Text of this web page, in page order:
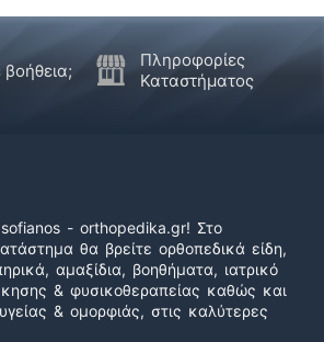
βοήθεια;
Πληροφορίες
Καταστήματος
- orthopedika.gr! Στο
θα βρείτε ορθοπεδικά είδη,
αμαξίδια, βοηθήματα, ιατρικό
& φυσικοθεραπείας καθώς και
& ομορφιάς, στις καλύτερες